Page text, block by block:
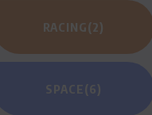
RACING(2)
SPACE(6)